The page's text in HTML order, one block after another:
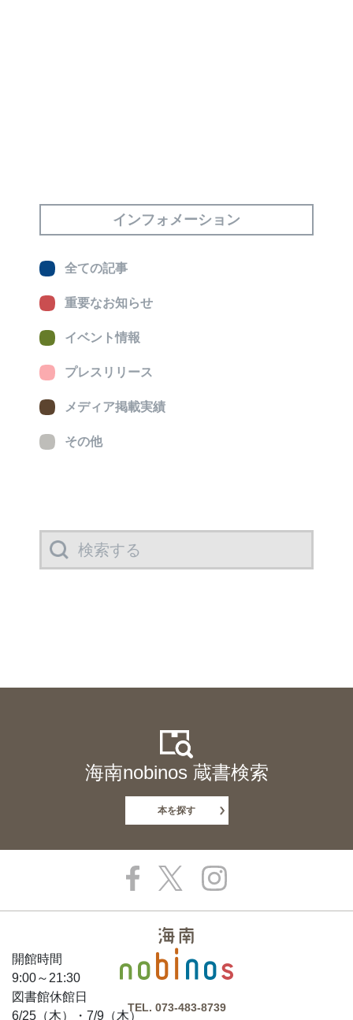
開館時間
9:00～21:30
図書館休館日
6/25（木）・7/9（木）
インフォメーション
全ての記事
重要なお知らせ
イベント情報
プレスリリース
メディア掲載実績
その他
海南nobinos 蔵書検索
本を探す
TEL. 073-483-8739